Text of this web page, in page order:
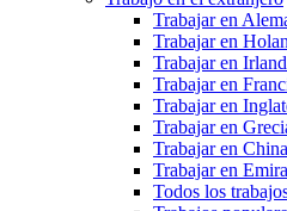
Trabajar en
Trabajar en
Trabajar en
Trabajar en
Trabajar en
Trabajar en
Trabajar en China
Trabajar en
Todos los